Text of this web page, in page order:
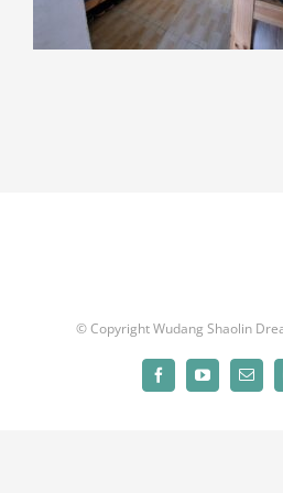
© Copyright Wudang Shaolin
FacebookYouTubeEmail